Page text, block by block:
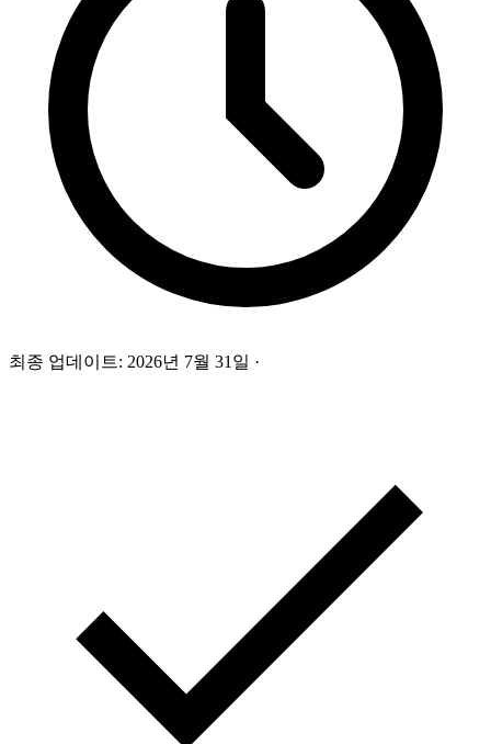
최종 업데이트: 2026년 7월 31일 ·